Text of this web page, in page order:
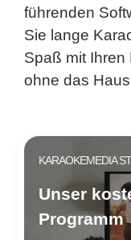
führenden
Sie lange
Spaß mit Ihren
ohne das
KARAOKEMEDIA
Unser
Programm